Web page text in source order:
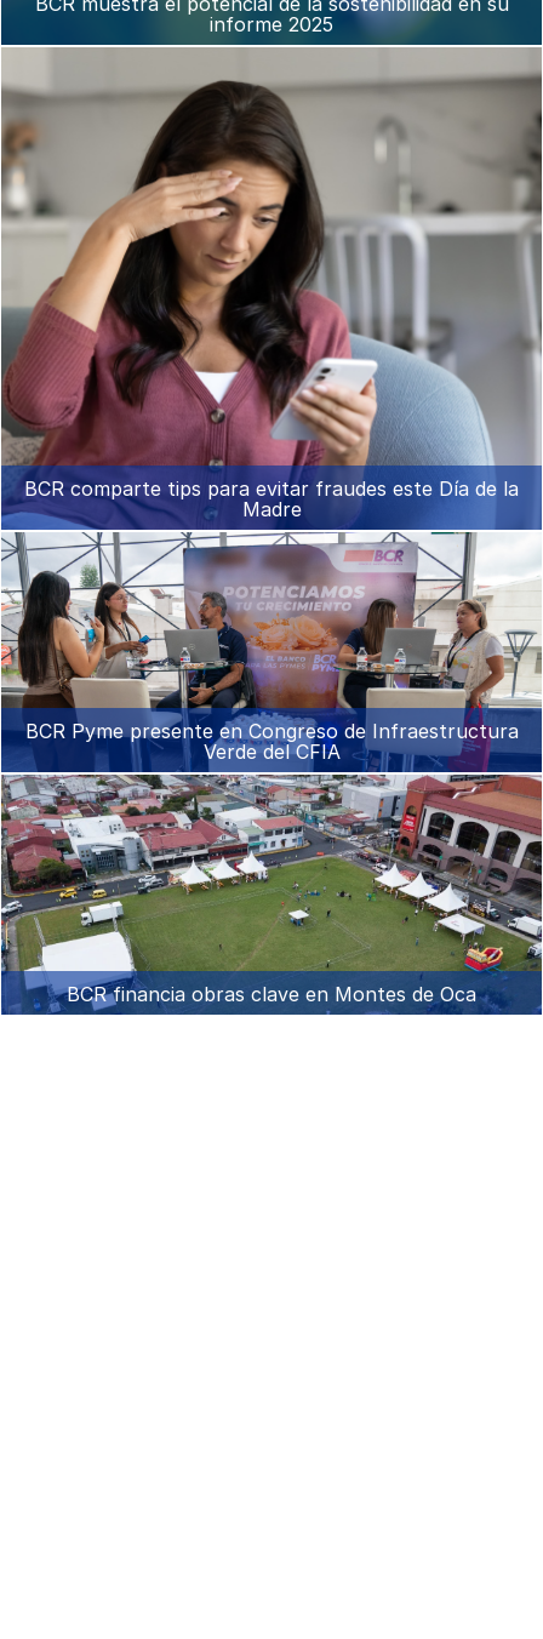
informe 2025
BCR comparte tips para evitar fraudes este Día de la
Madre
BCR Pyme presente en Congreso de Infraestructura
Verde del CFIA
BCR financia obras clave en Montes de Oca